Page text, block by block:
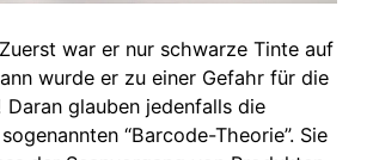
war er nur schwarze Tinte auf
wurde er zu einer Gefahr für die
Daran glauben jedenfalls die
“Barcode-Theorie”. Sie